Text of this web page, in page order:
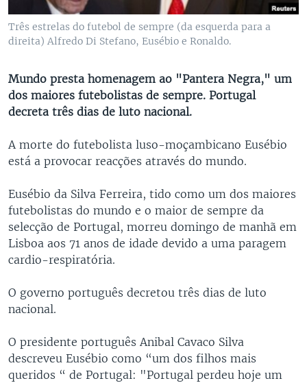
Três estrelas do futebol de sempre (da esquerda para a
direita) Alfredo Di Stefano, Eusébio e Ronaldo.
Mundo presta homenagem ao "Pantera Negra," um
dos maiores futebolistas de sempre. Portugal
decreta três dias de luto nacional.
A morte do futebolista luso-moçambicano Eusébio
está a provocar reacções através do mundo.
Eusébio da Silva Ferreira, tido como um dos maiores
futebolistas do mundo e o maior de sempre da
selecção de Portugal, morreu domingo de manhã em
Lisboa aos 71 anos de idade devido a uma paragem
cardio-respiratória.
O governo português decretou três dias de luto
nacional.
O presidente português Anibal Cavaco Silva
descreveu Eusébio como “um dos filhos mais
queridos “ de Portugal: "Portugal perdeu hoje um